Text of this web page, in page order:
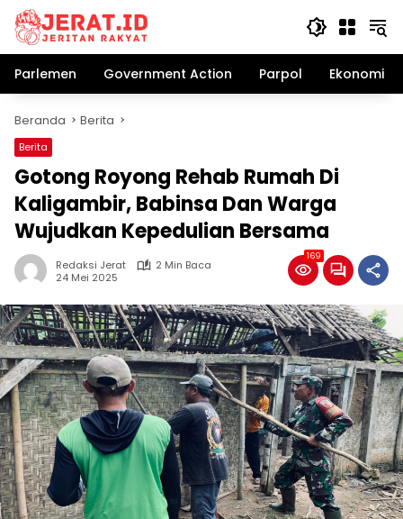
Langsung
konten
Parlemen
Government Action Parpol Ekonomi
Beranda Berita
Berita
Gotong Royong Rehab Rumah Di
Kaligambir, Babinsa Dan Warga
Wujudkan Kepedulian Bersama
Redaksi Jerat
2 Min Baca
24 Mei 2025
169